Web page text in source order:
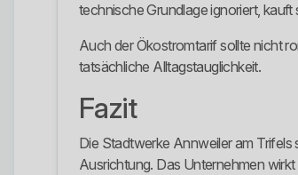
technische Grundlage ignoriert,
Auch der Ökostromtarif sollte nicht
tatsächliche Alltagstauglichkeit.
Fazit
Die Stadtwerke Annweiler am
Ausrichtung. Das Unternehmen